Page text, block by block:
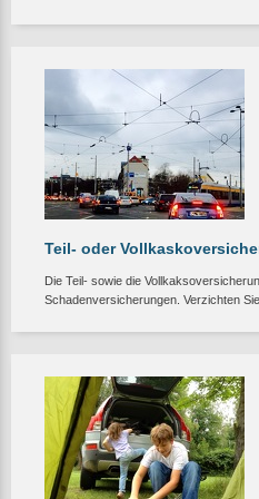
Teil- oder
Die Teil- sowie die
Schadenversicherungen. Verzichten